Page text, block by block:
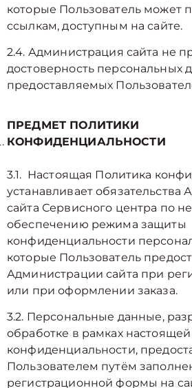
которые Пользователь может
ссылкам, доступным на сайте.
2.4. Администрация сайта не
достоверность персональных
предоставляемых
ПРЕДМЕТ ПОЛИТИКИ
КОНФИДЕНЦИАЛЬНОСТИ
3.1. Настоящая Политика
устанавливает обязательства
сайта Сервисного центра по
обеспечению режима защиты
конфиденциальности
которые Пользователь
Администрации сайта при
или при оформлении заказа.
3.2. Персональные данные,
обработке в рамках
конфиденциальности,
Пользователем путём
регистрационной формы на